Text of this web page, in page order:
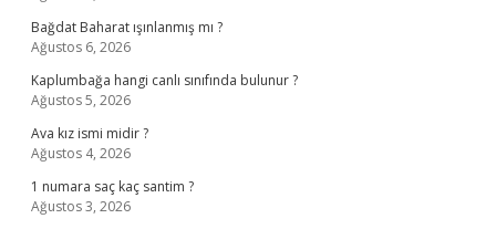
Bağdat Baharat ışınlanmış mı ?
Ağustos 6, 2026
Kaplumbağa hangi canlı sınıfında bulunur ?
Ağustos 5, 2026
Ava kız ismi midir ?
Ağustos 4, 2026
1 numara saç kaç santim ?
Ağustos 3, 2026